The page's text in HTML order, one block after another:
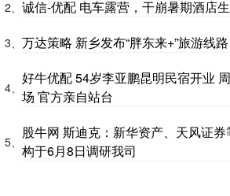
2、 诚信-优配 电车露营，干崩暑期酒店
3、 万达策略 新乡发布“胖东来+”旅游线路
4、
好牛优配 54岁李亚鹏昆明民宿开业
场 官方亲自站台
5、
股牛网 斯迪克：新华资产、天风证
构于6月8日调研我司